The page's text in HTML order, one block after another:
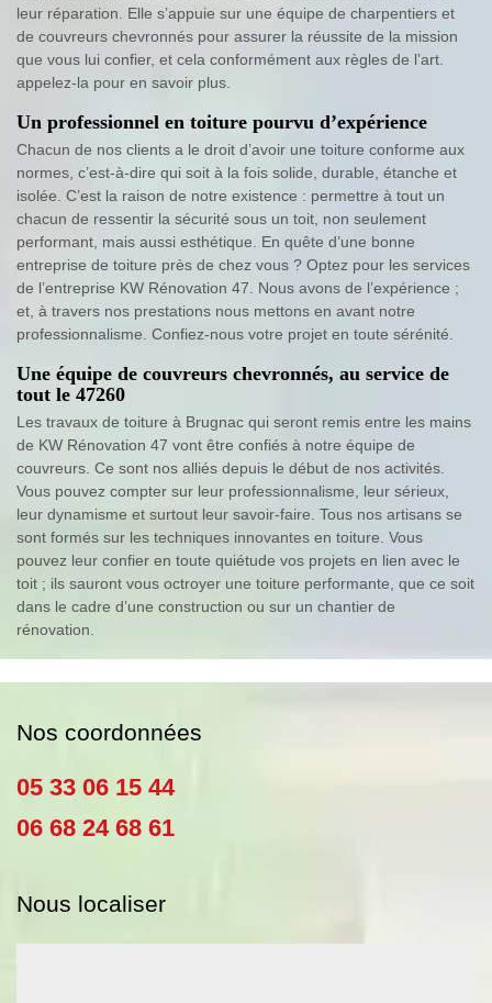
leur réparation. Elle s’appuie sur une équipe de charpentiers et
de couvreurs chevronnés pour assurer la réussite de la mission
que vous lui confier, et cela conformément aux règles de l’art.
appelez-la pour en savoir plus.
Un professionnel en toiture pourvu d’expérience
Chacun de nos clients a le droit d’avoir une toiture conforme aux
normes, c’est-à-dire qui soit à la fois solide, durable, étanche et
isolée. C’est la raison de notre existence : permettre à tout un
chacun de ressentir la sécurité sous un toit, non seulement
performant, mais aussi esthétique. En quête d’une bonne
entreprise de toiture près de chez vous ? Optez pour les services
de l’entreprise KW Rénovation 47. Nous avons de l’expérience ;
et, à travers nos prestations nous mettons en avant notre
professionnalisme. Confiez-nous votre projet en toute sérénité.
Une équipe de couvreurs chevronnés, au service de
tout le 47260
Les travaux de toiture à Brugnac qui seront remis entre les mains
de KW Rénovation 47 vont être confiés à notre équipe de
couvreurs. Ce sont nos alliés depuis le début de nos activités.
Vous pouvez compter sur leur professionnalisme, leur sérieux,
leur dynamisme et surtout leur savoir-faire. Tous nos artisans se
sont formés sur les techniques innovantes en toiture. Vous
pouvez leur confier en toute quiétude vos projets en lien avec le
toit ; ils sauront vous octroyer une toiture performante, que ce soit
dans le cadre d’une construction ou sur un chantier de
rénovation.
Nos coordonnées
05 33 06 15 44
06 68 24 68 61
Nous localiser